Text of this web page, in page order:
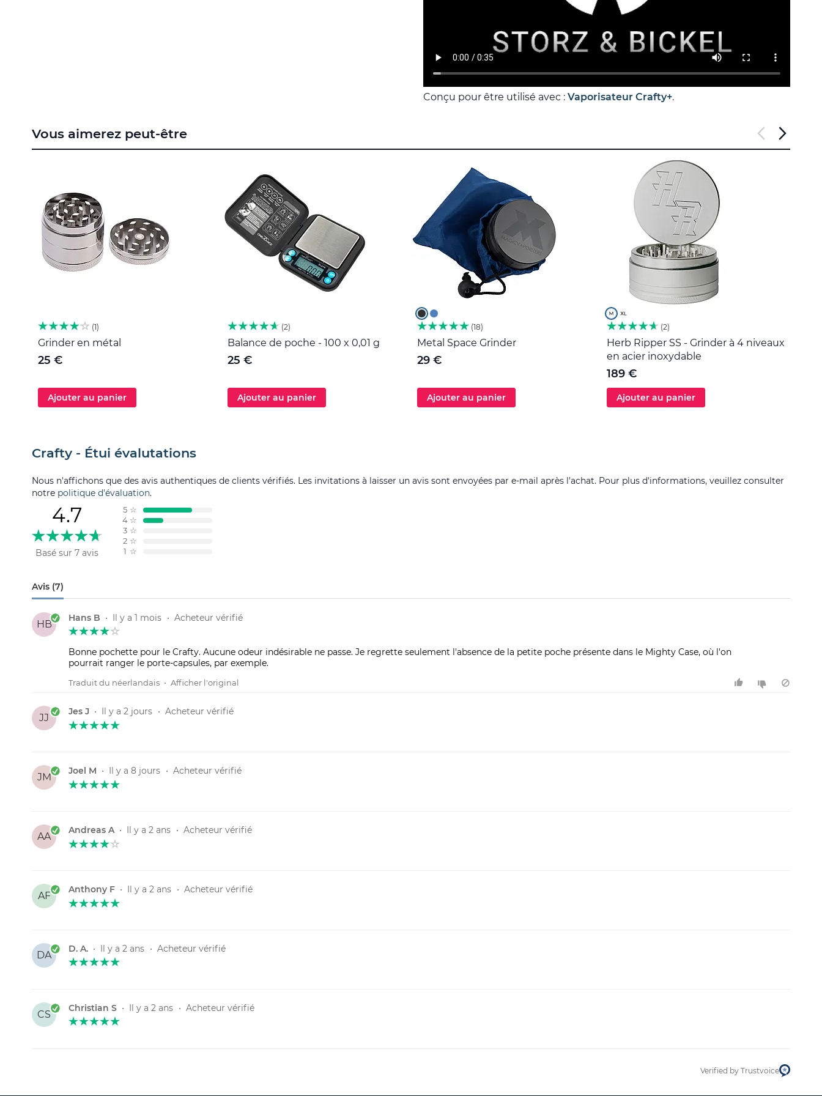
Conçu pour être utilisé avec : Vaporisateur Crafty+.
Vous aimerez peut-être
1
Grinder en métal
25 €
Ajouter au panier
2
Balance de poche - 100 x 0,01 g
25 €
Ajouter au panier
18
Metal Space Grinder
29 €
Ajouter au panier
2
Herb Ripper SS - Grinder à 4 niveaux
en acier inoxydable
189 €
Ajouter au panier
Crafty - Étui évalutations
Nous n'affichons que des avis authentiques de clients vérifiés. Les invitations à laisser un avis sont envoyées par e-mail après l'achat. Pour plus d'informations, veuillez consulter
notre politique d'évaluation.
4.7
Basé sur 7 avis
5 ☆
4 ☆
3 ☆
2 ☆
1 ☆
Avis (7)
HB
Hans B • Il y a 1 mois • Acheteur vérifié
Bonne pochette pour le Crafty. Aucune odeur indésirable ne passe. Je regrette seulement l'absence de la petite poche présente dans le Mighty Case, où l'on
pourrait ranger le porte-capsules, par exemple.
Traduit du néerlandais • Afficher l'original
JJ
Jes J • Il y a 2 jours • Acheteur vérifié
JM
Joel M • Il y a 8 jours • Acheteur vérifié
AA
Andreas A • Il y a 2 ans • Acheteur vérifié
AF
Anthony F • Il y a 2 ans • Acheteur vérifié
DA
D. A. • Il y a 2 ans • Acheteur vérifié
CS
Christian S • Il y a 2 ans • Acheteur vérifié
Verified by Trustvoice